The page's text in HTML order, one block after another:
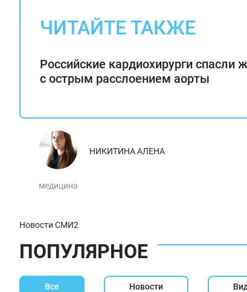
ЧИТАЙТЕ ТАКЖЕ
Российские кардиохирурги спасли
с острым расслоением аорты
НИКИТИНА АЛЕНА
медицина
Новости СМИ2
ПОПУЛЯРНОЕ
Все Новости